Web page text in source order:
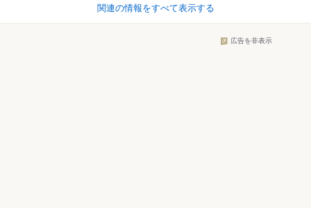
関連の情報をすべて表示する
広告を非表示